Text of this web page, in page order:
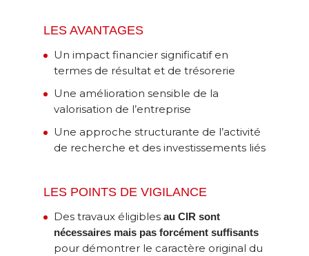
LES AVANTAGES
Un impact financier significatif en
termes de résultat et de trésorerie
Une amélioration sensible de la
valorisation de l’entreprise
Une approche structurante de l’activité
de recherche et des investissements liés
LES POINTS DE VIGILANCE
Des travaux éligibles au CIR sont
nécessaires mais pas forcément suffisants
pour démontrer le caractère original du